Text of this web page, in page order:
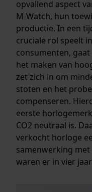
opvallend aspect
M-Watch, hun
productie. In een
cruciale rol speelt
consumenten,
het maken van
zet zich in om
stoten en het
compenseren.
eerste
CO2 neutraal is.
verkocht horloge
samenwerking met
waren er in vier